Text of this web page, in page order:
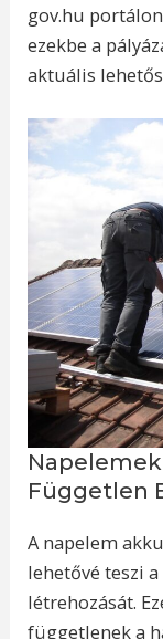
gov.hu
ezekbe a
aktuális
Független
A napelem
lehetővé teszi
létrehozását.
függetlenek a